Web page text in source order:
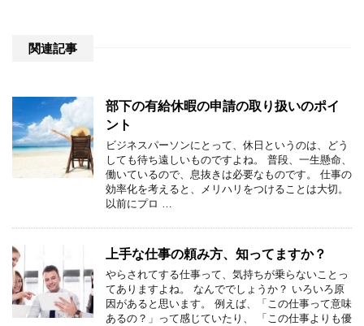
関連記事
部下の有給休暇の申請の取り扱いのポイ
ント
ビジネスパーソンにとって、休日というのは、どう
しても待ち遠しいものですよね。 普段、一生懸命、
働いているので、息抜きは必要なものです。 仕事の
効率化を考えると、メリハリをつけることは大切。
以前にプロ …
上手な仕事の頼み方、知ってますか？
やらされてする仕事って、気持ちが乗らないことっ
てありますよね。 なんででしょうか？ いろいろ原
因があると思います。 例えば、「この仕事って意味
あるの？」って感じていたり、 「この仕事よりも優